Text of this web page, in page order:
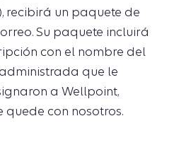
recibirá un paquete de
Su paquete incluirá
con el nombre del
que le
a Wellpoint,
quede con nosotros.